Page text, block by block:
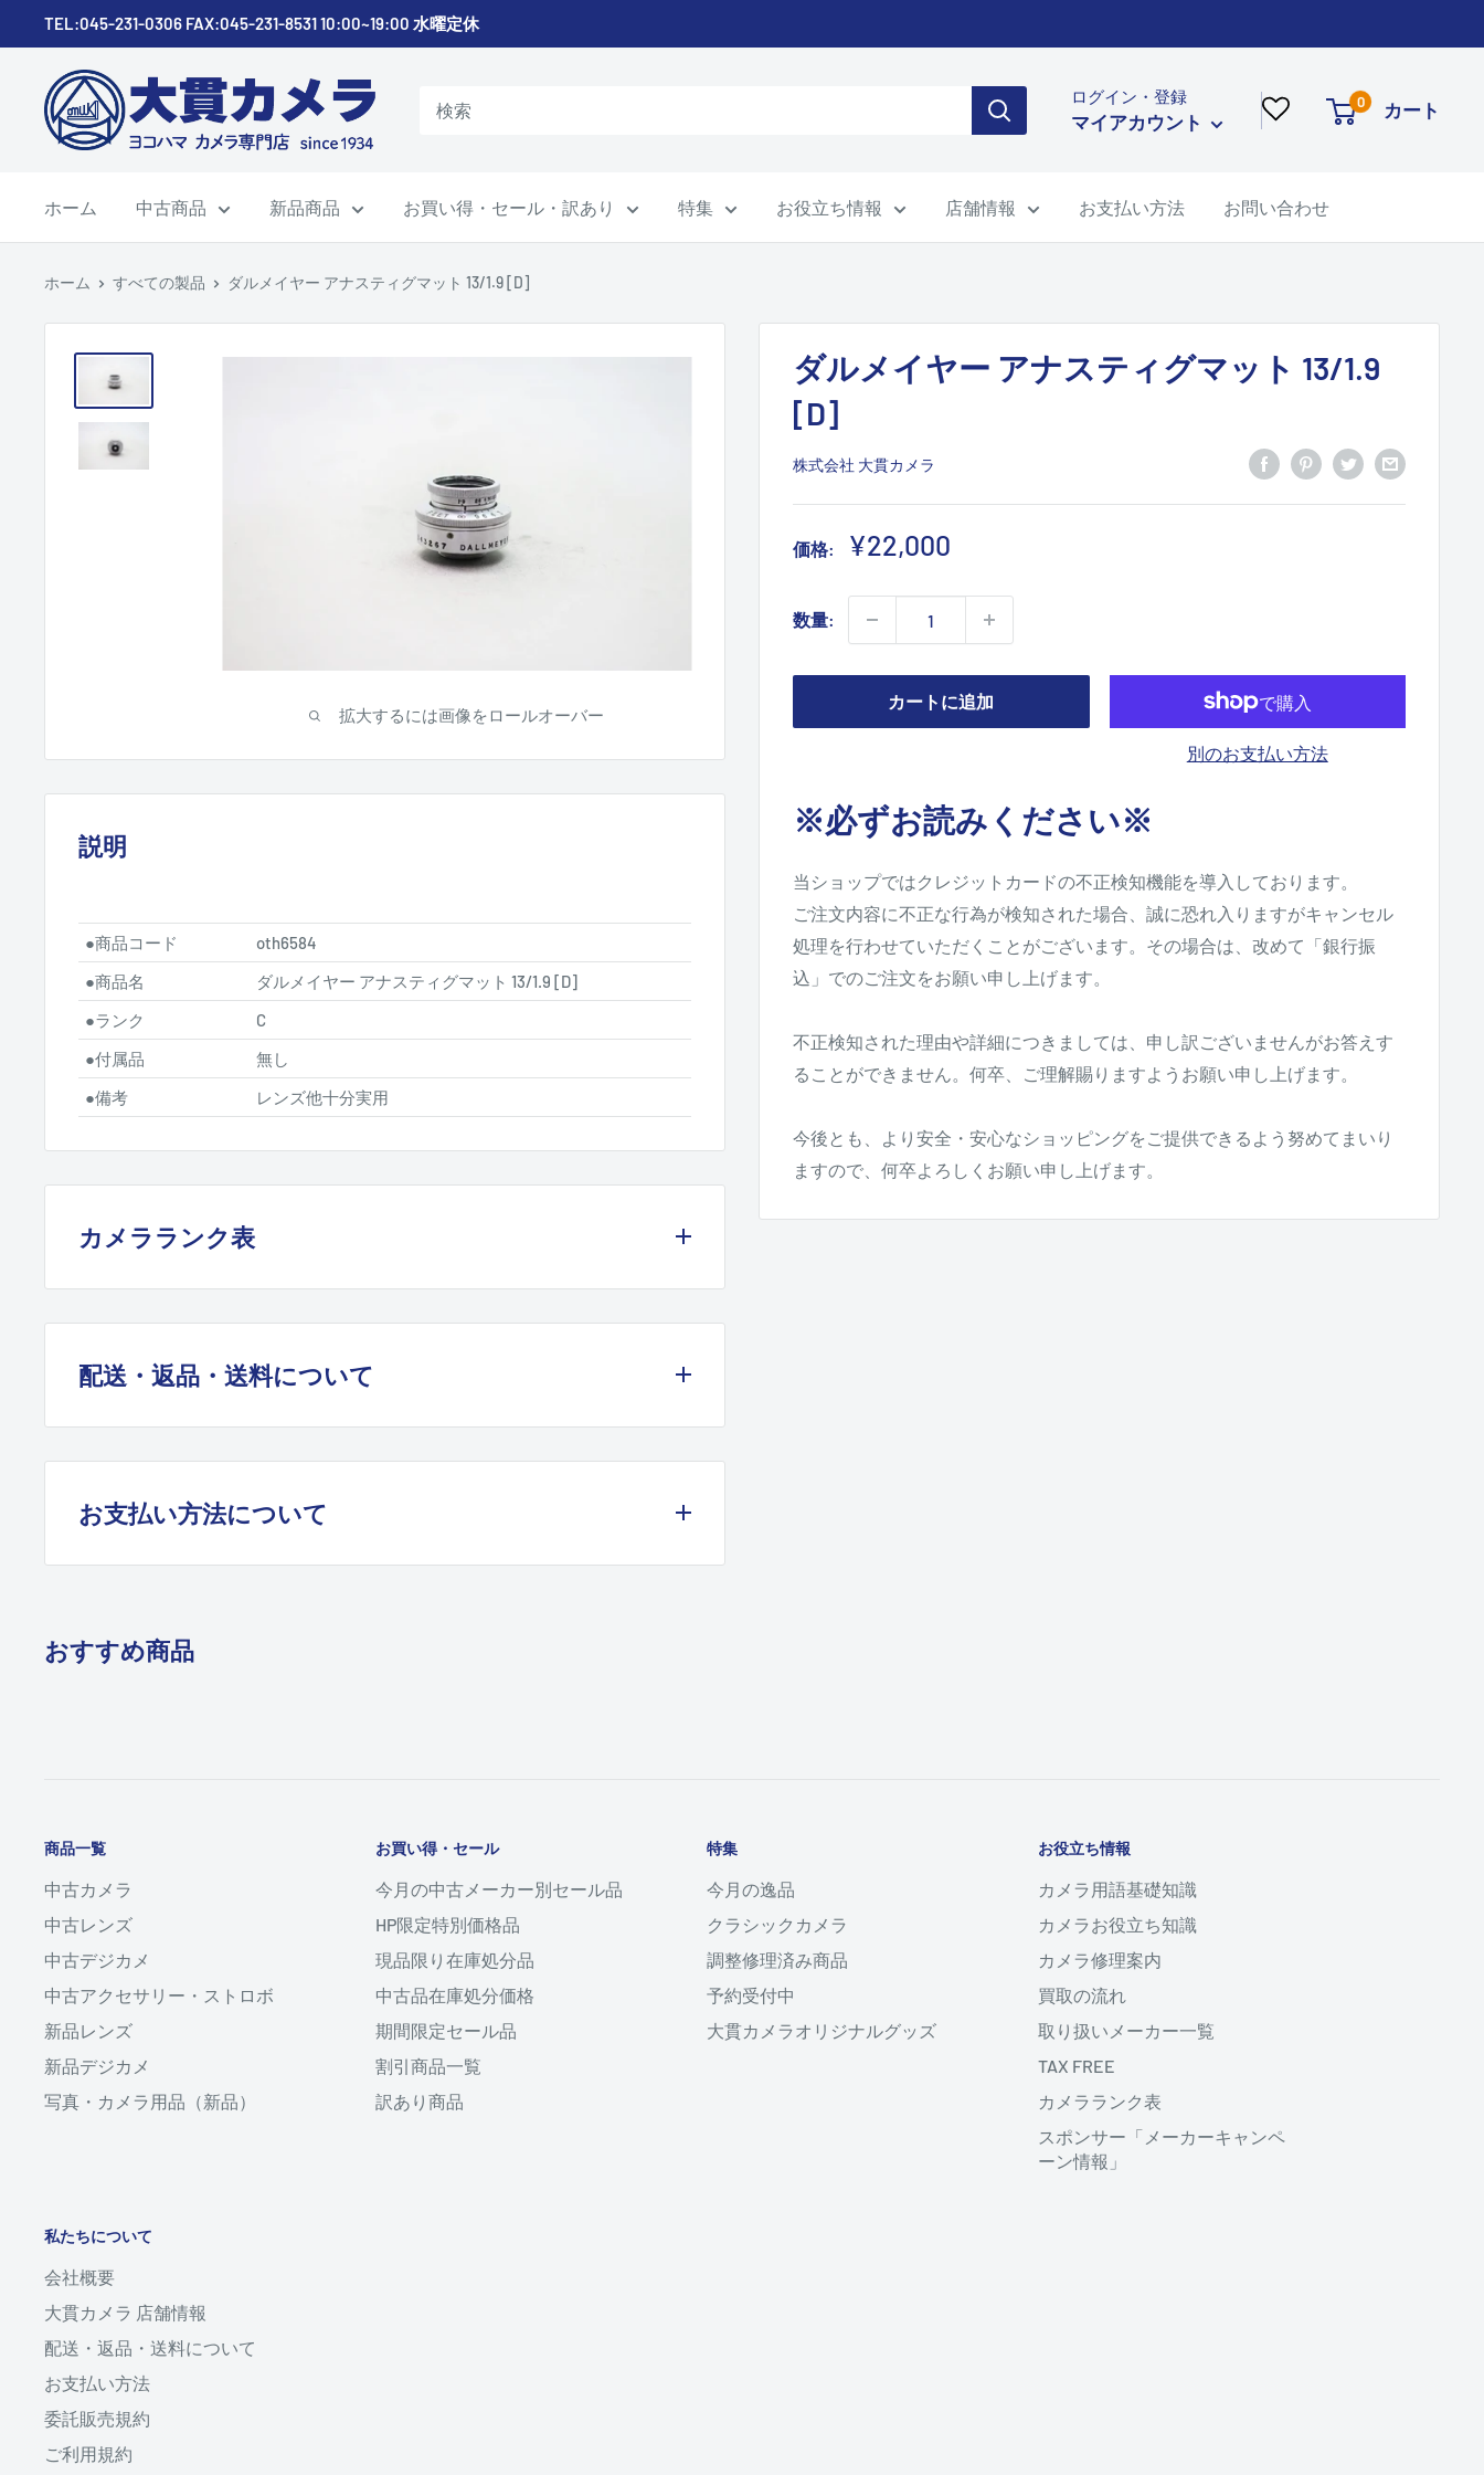
ン
キ
TEL:045-231-0306 FAX:045-231-8531 10:00~19:00 水曜定休
株
式
会
大
貫
カ
ログイン・登録
マイアカウント
0 カート
ホーム 中古商品 新品商品 お買い得・セール・訳あり 特集 お役立ち情報 店舗情報 お支払い方法 お問い合わせ
ホーム すべての製品 ダルメイヤー アナスティグマット 13/1.9 [D]
拡大するには画像をロールオーバー
ダルメイヤー アナスティグマット 13/1.9
[D]
株式会社 大貫カメラ
価格:
販
価
格
¥22,000
数量:
カートに追加
別のお支払い方法
※必ずお読みください※
当ショップではクレジットカードの不正検知機能を導入しております。
ご注文内容に不正な行為が検知された場合、誠に恐れ入りますがキャンセル
処理を行わせていただくことがございます。その場合は、改めて「銀行振
込」でのご注文をお願い申し上げます。
不正検知された理由や詳細につきましては、申し訳ございませんがお答えす
ることができません。何卒、ご理解賜りますようお願い申し上げます。
今後とも、より安全・安心なショッピングをご提供できるよう努めてまいり
ますので、何卒よろしくお願い申し上げます。
説明
●商品コード
oth6584
●商品名
ダルメイヤー アナスティグマット 13/1.9 [D]
●ランク
C
●付属品
無し
●備考 レンズ他十分実用
カメラランク表
新品に近い状態
B+
新同、美品
B
良上
Cランクより使用感が少ない状態
C
良上
一般的な中古の状態で実用で使うには問題ない状態
良上品に比べ使用感が多い、少々難がある状態
E
配送・返品・送料について
製造後何十年もたっているものですから、前のオーナーの方の使い方、メンテナンス等によ
湿庫をお使い頂き、丁寧に扱って下さい。
当社にてお買い上げ日より６ヵ月以内の自然故障は無料にて修理いたします。
（但し、委託品、及び33,000円（税込）未満の商品は除く）
また、外装部品・消耗部品の保証内での交換は有料となる場合が
・配送料は全国一律1,000円となります。
・代引き（着払い）をご利用の場合はヤマト便もしくはゆうパックとなりますが、
￥３００，０００以上ご利用の場合は「佐川急便」となります。
（但し、一部ご利用出来ない地域がございますので詳しくはお問い合わせ下さい）
・ネコポスアイコンがあるものはご希望が無ければネコポスでの発送となります。
お支払い方法について
クレジットカード決済
代金引換
代引手数料として1,500円頂戴いたします。
銀行振込
三菱UFJ銀行
横浜中央支店
当座預金口座：0110305
口座名： カ）オオヌキカメラ
※ 恐れ入りますが、振込手数料は「お客様ご負担」でお願いいたします。
※ 振込名義がご注文の名前と異なる場合は、ご入金の確認ができない場合が
ございます。あらかじめご連絡下さい。
ショッピングクレジット
※ お支払方法で「ショッピングクレジット」を選択し、ご
おすすめ商品
商品一覧
中古カメラ
中古レンズ
中古デジカメ
中古アクセサリー・ストロボ
新品レンズ
新品デジカメ
写真・カメラ用品（新品）
お買い得・セール
今月の中古メーカー別セール品
HP限定特別価格品
現品限り在庫処分品
中古品在庫処分価格
期間限定セール品
割引商品一覧
訳あり商品
特集
今月の逸品
クラシックカメラ
調整修理済み商品
予約受付中
大貫カメラオリジナルグッズ
お役立ち情報
カメラ用語基礎知識
カメラお役立ち知識
カメラ修理案内
買取の流れ
取り扱いメーカー一覧
TAX FREE
カメラランク表
スポンサー「メーカーキャンペ
ーン情報」
私たちについて
会社概要
大貫カメラ 店舗情報
配送・返品・送料について
お支払い方法
委託販売規約
ご利用規約